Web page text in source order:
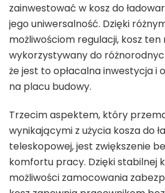
zainwestować w kosz do
jego uniwersalność. Dzięki
możliwościom regulacji, kosz ten
wykorzystywany do
że jest to opłacalna inwestycja i
na placu budowy.
Trzecim aspektem, który
wynikającymi z użycia kosza do
teleskopowej, jest zwiększenie
komfortu pracy. Dzięki stabilnej
możliwości zamocowania